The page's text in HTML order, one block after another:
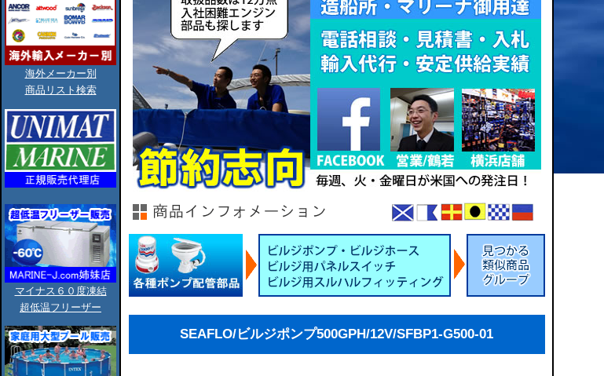
海外メーカー別
商品リスト検索
マイナス６０度凍結
超低温フリーザー
SEAFLO/ビルジポンプ500GPH/12V/SFBP1-G500-01